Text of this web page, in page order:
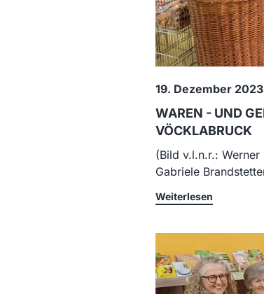
19. Dezember 2023
WAREN - UND
VÖCKLABRUCK
(Bild v.l.n.r.:
Gabriele
Weiterlesen